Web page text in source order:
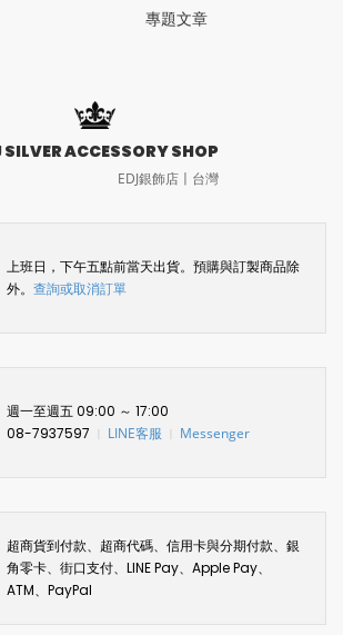
專題文章
SILVER ACCESSORY SHOP
EDJ銀飾店〡台灣
上班日，下午五點前當天出貨。預購與訂製商品除
外。 查詢或取消訂單
週一至週五 09:00 ～ 17:00
08-7937597
LINE客服 Messenger
超商貨到付款、超商代碼、信用卡與分期付款、銀
角零卡、街口支付、LINE Pay、Apple Pay、
ATM、PayPal